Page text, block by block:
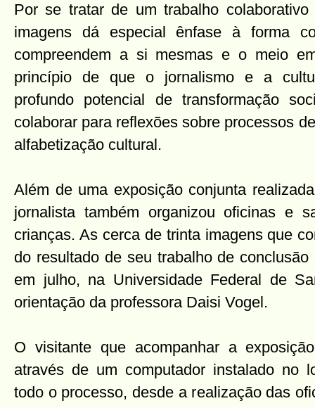
Por se tratar de um trabalho
imagens dá especial ênfase à forma
compreendem a si mesmas e o meio
princípio de que o jornalismo e a
profundo potencial de transformação
colaborar para reflexões sobre processos
alfabetização cultural.
Além de uma exposição conjunta
jornalista também organizou oficinas e
crianças. As cerca de trinta imagens que
do resultado de seu trabalho de
em julho, na Universidade Federal de
orientação da professora Daisi Vogel.
O visitante que acompanhar a
através de um computador instalado no
todo o processo, desde a realização das